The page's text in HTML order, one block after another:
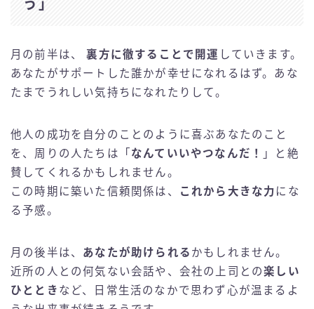
う」
月の前半は、裏方に徹することで開運 していきます。
あなたがサポートした誰かが幸せになれるはず。あな
たまでうれしい気持ちになれたりして。
他人の成功を自分のことのように喜ぶあなたのこと
を、周りの人たちは「 なんていいやつなんだ！
」と絶
賛してくれるかもしれません。
この時期に築いた信頼関係は、
これから大きな力 にな
る予感。
月の後半は、 あなたが助けられる かもしれません。
近所の人との何気ない会話や、会社の上司との楽しい
ひととき など、日常生活のなかで思わず心が温まるよ